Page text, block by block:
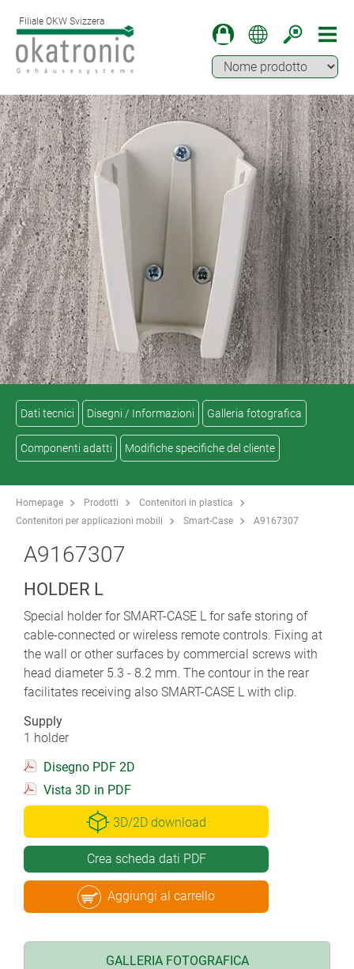
Filiale OKW Svizzera
Dati tecnici Disegni / Informazioni Galleria fotografica
Componenti adatti Modifiche specifiche del cliente
Homepage Prodotti
Contenitori in plastica
Contenitori per applicazioni mobili
Smart-Case A9167307
A9167307
HOLDER L
Special holder for SMART-CASE L for safe storing of
cable-connected or wireless remote controls. Fixing at
the wall or other surfaces by commercial screws with
head diameter 5.3 - 8.2 mm. The contour in the rear
facilitates receiving also SMART-CASE L with clip.
Supply
1 holder
Disegno PDF 2D
Vista 3D in PDF
3D/2D download
Crea scheda dati PDF
Aggiungi al carrello
GALLERIA FOTOGRAFICA